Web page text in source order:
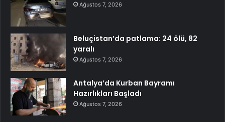
Ağustos 7, 2026
Beluçistan’da patlama: 24 ölü, 82
yaralı
Ağustos 7, 2026
Antalya’da Kurban Bayramı
Hazırlıkları Başladı
Ağustos 7, 2026